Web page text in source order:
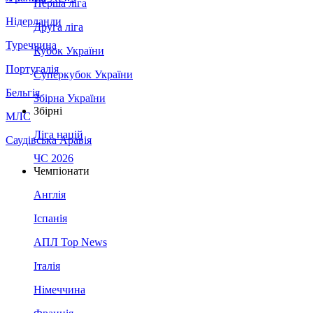
Нідерланди
Туреччина
Португалія
Бельгія
МЛС
Саудівська Аравія
Перша ліга
Друга ліга
Кубок України
Суперкубок України
Збірна України
Збірні
Ліга націй
ЧС 2026
Чемпіонати
Англія
Іспанія
АПЛ Top News
Італія
Німеччина